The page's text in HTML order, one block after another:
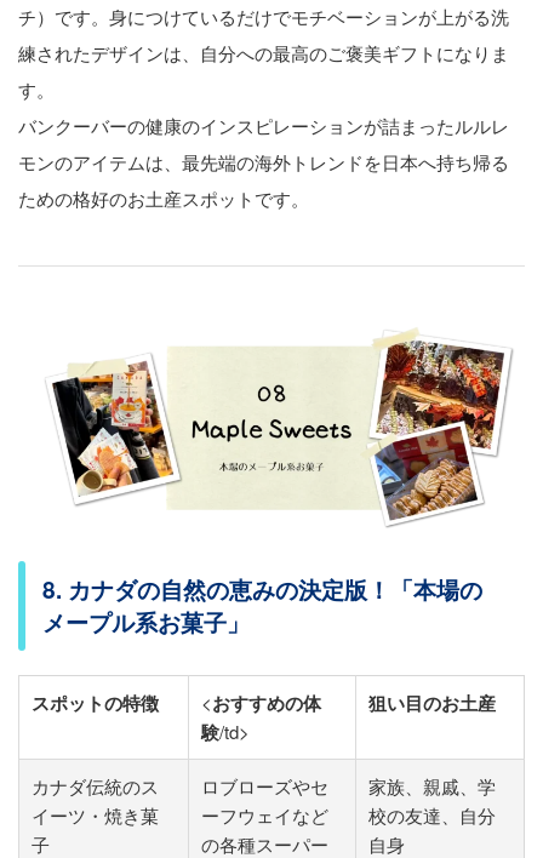
チ）です。身につけているだけでモチベーションが上がる洗
練されたデザインは、自分への最高のご褒美ギフトになりま
す。
バンクーバーの健康のインスピレーションが詰まったルルレ
モンのアイテムは、最先端の海外トレンドを日本へ持ち帰る
ための格好のお土産スポットです。
8. カナダの自然の恵みの決定版！「本場の
メープル系お菓子」
スポットの特徴 <おすすめの体
験/td>
狙い目のお土産
カナダ伝統のス
イーツ・焼き菓
子
ロブローズやセ
ーフウェイなど
の各種スーパー
家族、親戚、学
校の友達、自分
自身